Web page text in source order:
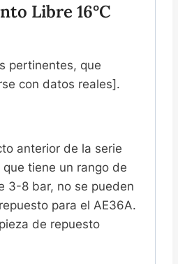
Libre 16°C
pertinentes, que
con datos reales].
anterior de la serie
que tiene un rango de
3-8 bar, no se pueden
para el AE36A.
de repuesto